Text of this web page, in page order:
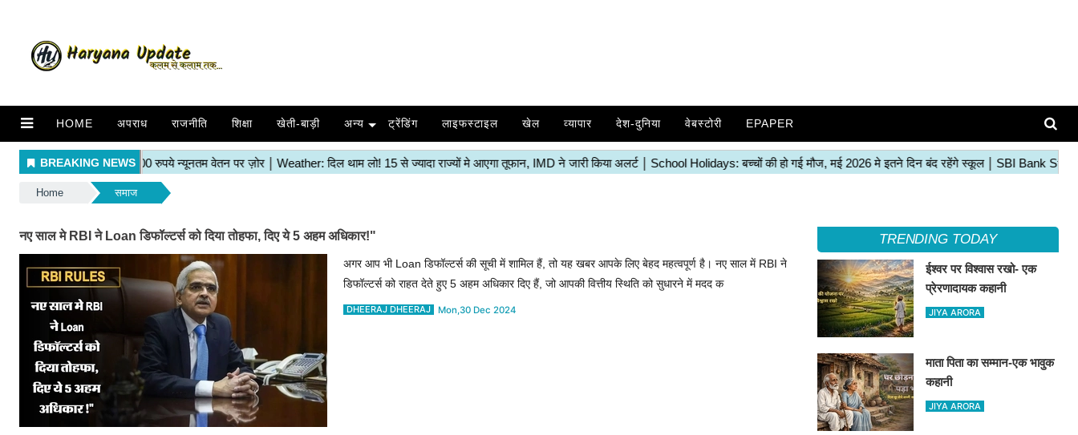
HOME अपराध राजनीति शिक्षा खेती-बाड़ी अन्य ट्रेंडिंग लाइफस्टाइल खेल व्यापार देश-दुनिया वेबस्टोरी EPAPER
Home समाज
नए साल मे RBI ने Loan डिफॉल्टर्स को दिया तोहफा, दिए ये 5 अहम अधिकार!"
अगर आप भी Loan डिफॉल्टर्स की सूची में शामिल हैं, तो यह खबर आपके लिए बेहद महत्वपूर्ण है। नए साल में RBI ने
डिफॉल्टर्स को राहत देते हुए 5 अहम अधिकार दिए हैं, जो आपकी वित्तीय स्थिति को सुधारने में मदद क
DHEERAJ DHEERAJ Mon,30 Dec 2024
TRENDING TODAY
ईश्वर पर विश्वास रखो- एक
प्रेरणादायक कहानी
JIYA ARORA
माता पिता का सम्मान-एक भावुक
कहानी
JIYA ARORA